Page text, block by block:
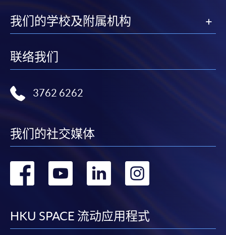
我们的学校及附属机构
联络我们
3762 6262
我们的社交媒体
转
facebook
转
youtube
转
linkedin
转
HKU SPACE 流动应用程式